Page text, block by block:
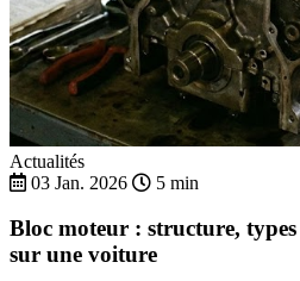
Actualités
03 Jan. 2026
5 min
Bloc moteur : structure,
sur une voiture